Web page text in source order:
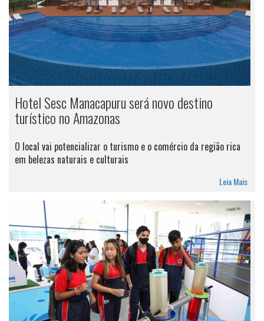
Hotel Sesc Manacapuru será novo destino
turístico no Amazonas
O local vai potencializar o turismo e o comércio da região rica
em belezas naturais e culturais
Leia Mais